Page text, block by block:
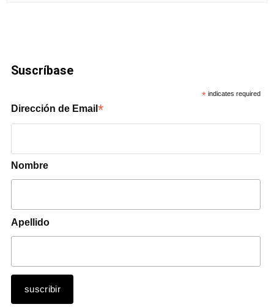
Suscríbase
* indicates required
Dirección de Email*
Nombre
Apellido